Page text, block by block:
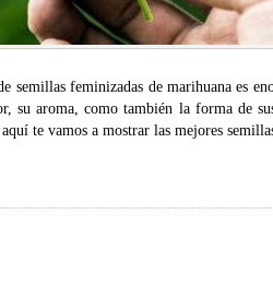
semillas feminizadas de marihuana es
su aroma, como también la forma de
te vamos a mostrar las mejores